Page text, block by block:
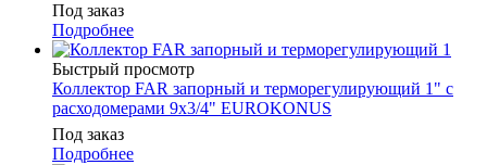
Под заказ
Подробнее
Быстрый просмотр
Коллектор FAR запорный и терморегулирующий 1" с
расходомерами 9х3/4" EUROKONUS
Под заказ
Подробнее